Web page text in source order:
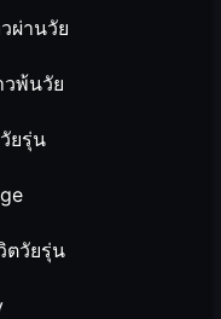
ผ่านวัย
พ้นวัย
ยรุ่น
ตวัยรุ่น